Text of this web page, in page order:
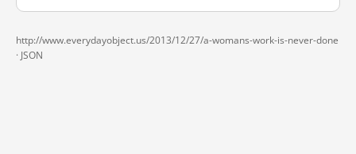
http://www.everydayobject.us/2013/12/27/a-womans-work-is-never-done
· JSON